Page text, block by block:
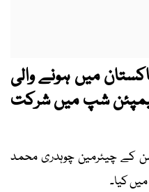
میں ہونے والی
شپ میں شرکت
کے چیئرمین چوہدری محمد
کیا۔